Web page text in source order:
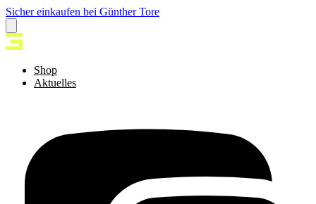
Sicher einkaufen bei Günther Tore
Shop
Aktuelles